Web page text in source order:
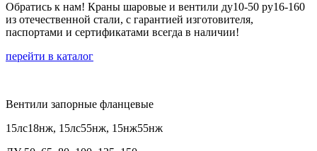
Обратись к нам! Краны шаровые и вентили ду10-50 ру16-160
из отечественной стали, с гарантией изготовителя,
паспортами и сертификатами всегда в наличии!
перейти в каталог
Вентили запорные фланцевые
15лс18нж, 15лс55нж, 15нж55нж